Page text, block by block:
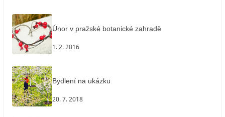
Únor v pražské botanické zahradě
1. 2. 2016
Bydlení na ukázku
20. 7. 2018